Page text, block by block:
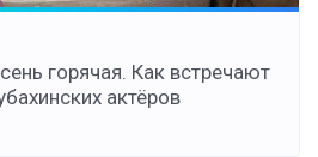
горячая. Как встречают
актёров